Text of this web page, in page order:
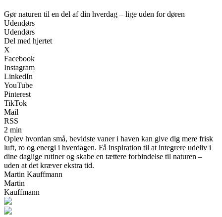
Gør naturen til en del af din hverdag – lige uden for døren
Udendørs
Udendørs
Del med hjertet
X
Facebook
Instagram
LinkedIn
YouTube
Pinterest
TikTok
Mail
RSS
2 min
Oplev hvordan små, bevidste vaner i haven kan give dig mere frisk
luft, ro og energi i hverdagen. Få inspiration til at integrere udeliv i
dine daglige rutiner og skabe en tættere forbindelse til naturen –
uden at det kræver ekstra tid.
Martin Kauffmann
Martin
Kauffmann